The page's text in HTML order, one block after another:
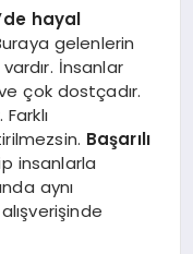
hayal
gelenlerin
İnsanlar
çok dostçadır.
Başarılı
insanlarla
aynı